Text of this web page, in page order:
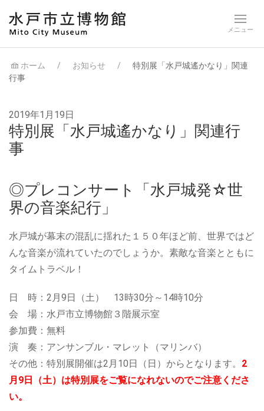
ホーム お知らせ
特別展「水戸城遙かなり」関連
行事
2019年1月19日
特別展「水戸城遙かなり」関連行
事
◎プレコンサート「水戸城発☆世
界の音楽紀行」
水戸城が幕末の混乱に揺れた１５０年ほど前、世界ではど
んな音楽が流れていたのでしょうか。素敵な音楽とともに
タイムトラベル！
日 時：2月9日（土） 13時30分～14時10分
会 場：水戸市立博物館３階展示室
参加費：無料
演 奏：アンサンブル・マレット（マリンバ）
その他：特別展開催は2月10日（日）からとなります。 2
月9日（土）は特別展をご覧になれないのでご注意くださ
い。